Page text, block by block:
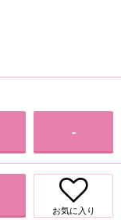
-
お気に入り